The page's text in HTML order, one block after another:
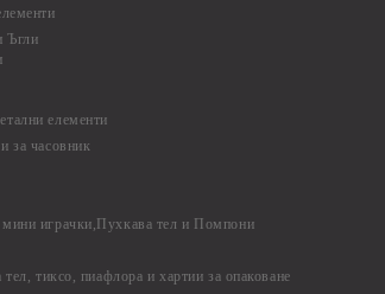
Ъгли
елементи
за часовник
играчки,Пухкава тел и Помпони
тел, тиксо, пиафлора и хартии за опаковане